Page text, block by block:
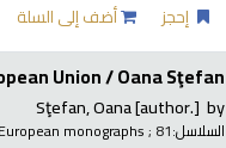
إحجز أضف إلى السلة
Union /Oana Sţefan.
by
Sţefan, Oana[author.]
السلاسل: European monographs; 81.